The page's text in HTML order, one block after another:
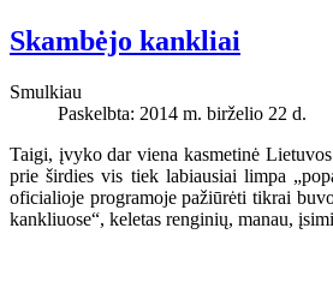
Skambėjo kankliai
Smulkiau
Paskelbta: 2014 m. birželio 22 d.
Taigi, įvyko dar viena kasmetinė
prie širdies vis tiek labiausiai limpa
oficialioje programoje pažiūrėti tikrai
kankliuose“, keletas renginių, manau,